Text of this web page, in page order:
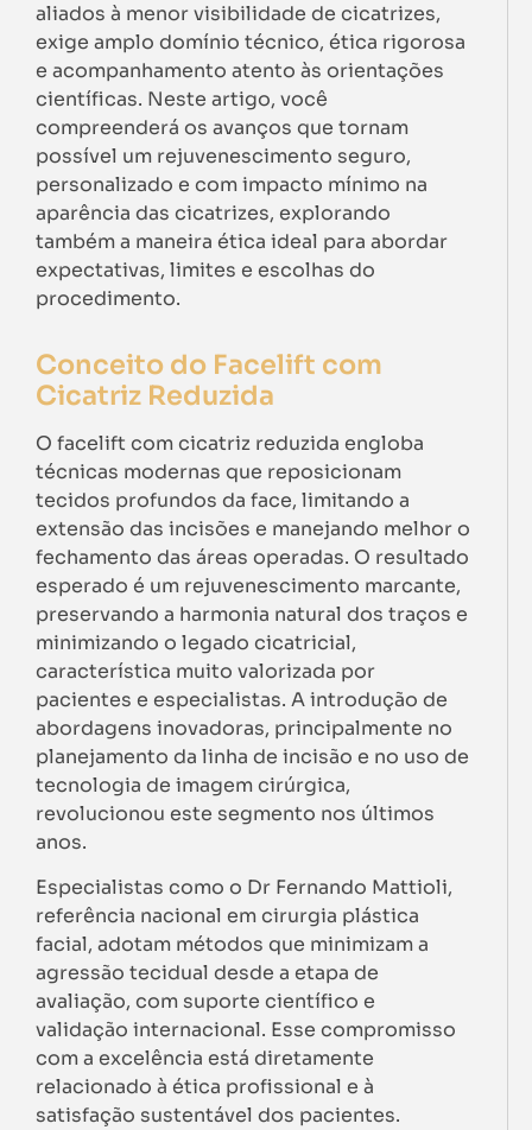
aliados à menor visibilidade de cicatrizes,
exige amplo domínio técnico, ética rigorosa
e acompanhamento atento às orientações
científicas. Neste artigo, você
compreenderá os avanços que tornam
possível um rejuvenescimento seguro,
personalizado e com impacto mínimo na
aparência das cicatrizes, explorando
também a maneira ética ideal para abordar
expectativas, limites e escolhas do
procedimento.
Conceito do Facelift com
Cicatriz Reduzida
O facelift com cicatriz reduzida engloba
técnicas modernas que reposicionam
tecidos profundos da face, limitando a
extensão das incisões e manejando melhor o
fechamento das áreas operadas. O resultado
esperado é um rejuvenescimento marcante,
preservando a harmonia natural dos traços e
minimizando o legado cicatricial,
característica muito valorizada por
pacientes e especialistas. A introdução de
abordagens inovadoras, principalmente no
planejamento da linha de incisão e no uso de
tecnologia de imagem cirúrgica,
revolucionou este segmento nos últimos
anos.
Especialistas como o Dr Fernando Mattioli,
referência nacional em cirurgia plástica
facial, adotam métodos que minimizam a
agressão tecidual desde a etapa de
avaliação, com suporte científico e
validação internacional. Esse compromisso
com a excelência está diretamente
relacionado à ética profissional e à
satisfação sustentável dos pacientes.